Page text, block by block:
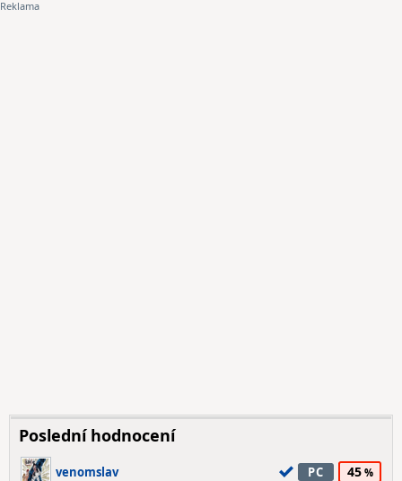
Poslední hodnocení
venomslav PC 45